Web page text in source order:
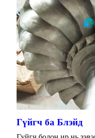
Гүйгч ба Блэйд